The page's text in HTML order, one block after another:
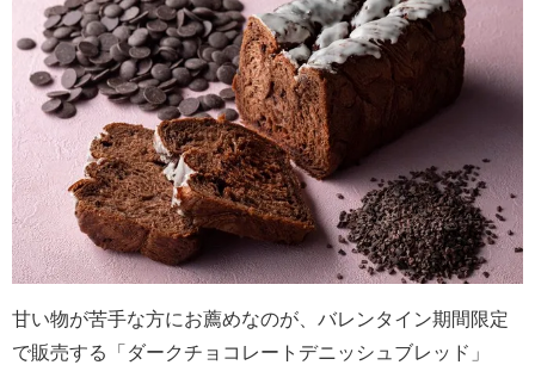
甘い物が苦手な方にお薦めなのが、バレンタイン期間限定
で販売する「ダークチョコレートデニッシュブレッド」